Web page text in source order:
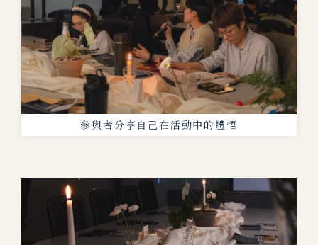
參與者分享自己在活動中的體悟